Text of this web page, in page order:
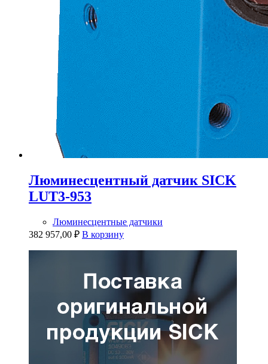
Люминесцентный датчик SICK
LUT3-953
Люминесцентные датчики
382 957,00 ₽ В корзину